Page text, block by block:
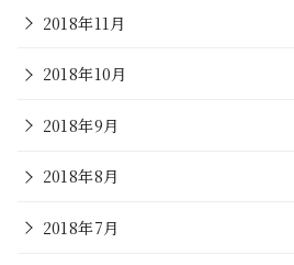
2018年11月
2018年10月
2018年9月
2018年8月
2018年7月